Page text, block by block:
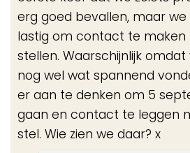
erg goed bevallen, maar
lastig om contact te
stellen. Waarschijnlijk
nog wel wat spannend
er aan te denken om 5
gaan en contact te leggen
stel. Wie zien we daar? x